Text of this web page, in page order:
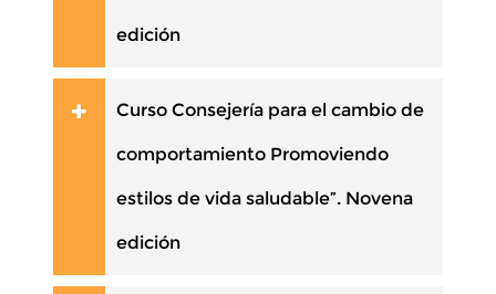
edición
Curso Consejería para el cambio de
comportamiento Promoviendo
estilos de vida saludable”. Novena
edición